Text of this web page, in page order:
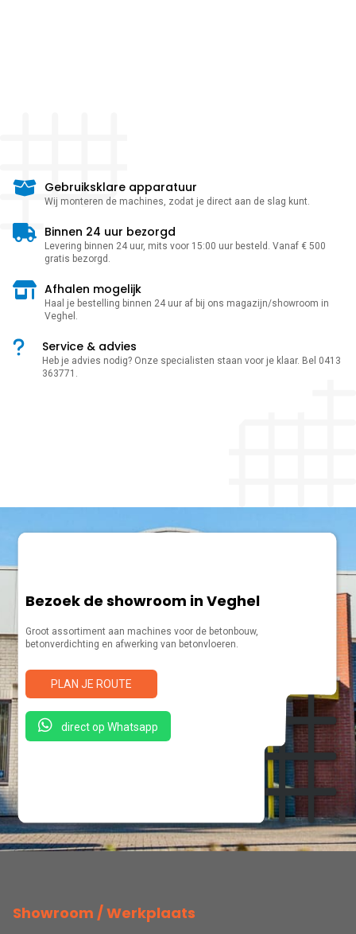
Gebruiksklare apparatuur
Wij monteren de machines, zodat je direct aan de slag kunt.
Binnen 24 uur bezorgd
Levering binnen 24 uur, mits voor 15:00 uur besteld. Vanaf € 500
gratis bezorgd.
Afhalen mogelijk
Haal je bestelling binnen 24 uur af bij ons magazijn/showroom in
Veghel.
Service & advies
Heb je advies nodig? Onze specialisten staan voor je klaar. Bel 0413
363771.
Bezoek de showroom in Veghel
Groot assortiment aan machines voor de betonbouw,
betonverdichting en afwerking van betonvloeren.
PLAN JE ROUTE
direct op Whatsapp
Showroom / Werkplaats